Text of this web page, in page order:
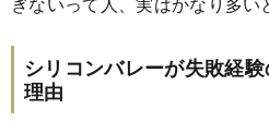
シリコンバレーが失敗経
理由